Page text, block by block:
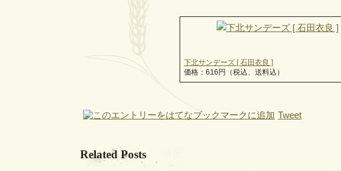
下北サンデーズ [ 石田衣良 ]
価格：616円（税込、送料込）
Tweet
Related Posts